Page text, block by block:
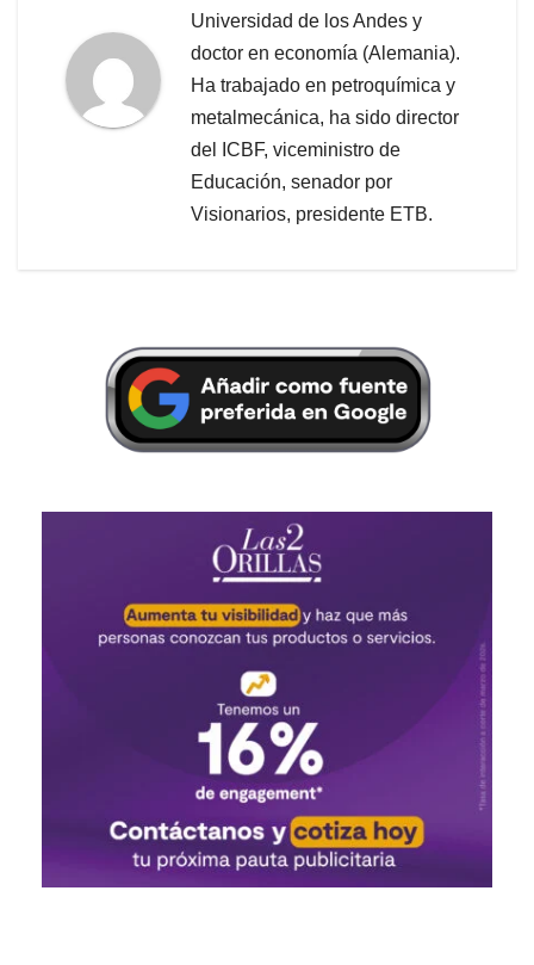
Universidad de los Andes y
doctor en economía (Alemania).
Ha trabajado en petroquímica y
metalmecánica, ha sido director
del ICBF, viceministro de
Educación, senador por
Visionarios, presidente ETB.